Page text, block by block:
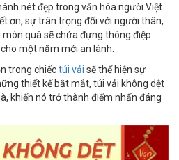
nét đẹp trong văn hóa người Việt.
ơn, sự trân trọng đối với người thân,
quà sẽ chứa đựng thông điệp
một năm mới an lành.
trong chiếctúi vải sẽ thể hiện sự
thiết kế bắt mắt, túi vải không dệt
khiến nó trở thành điểm nhấn đáng